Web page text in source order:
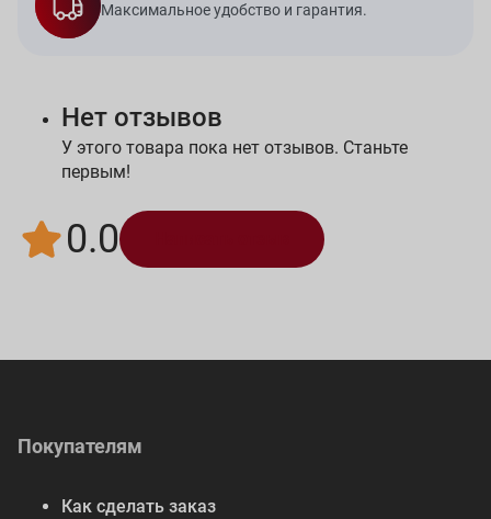
Максимальное удобство и гарантия.
Нет отзывов
У этого товара пока нет отзывов. Станьте
первым!
0.0
Покупателям
Как сделать заказ